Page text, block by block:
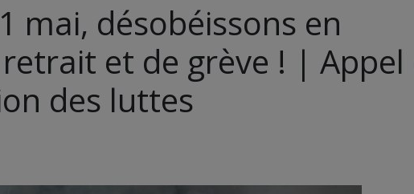
mai, désobéissons en
et de grève ! | Appel
des luttes